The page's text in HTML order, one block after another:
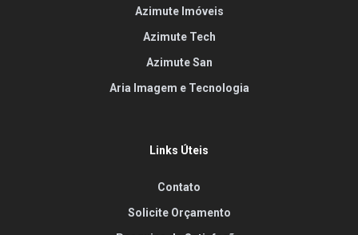
Azimute Imóveis
Azimute Tech
Azimute San
Aria Imagem e Tecnologia
Links Úteis
Contato
Solicite Orçamento